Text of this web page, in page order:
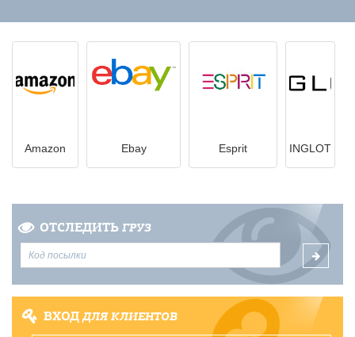
Amazon Ebay Esprit INGLOT
ОТСЛЕДИТЬ ГРУЗ
ВХОДДЛЯ КЛИЕНТОВ